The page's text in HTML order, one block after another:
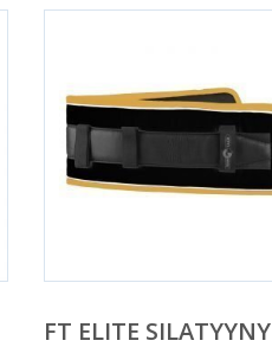
FT ELITE SILATYYNY